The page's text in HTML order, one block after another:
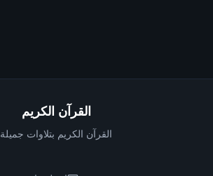
القرآن الكريم
القرآن الكريم بتلاوات جميلة